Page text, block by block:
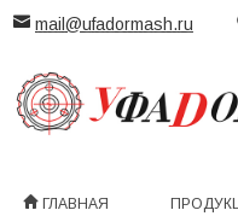
mail@ufadormash.ru
ГЛАВНАЯ